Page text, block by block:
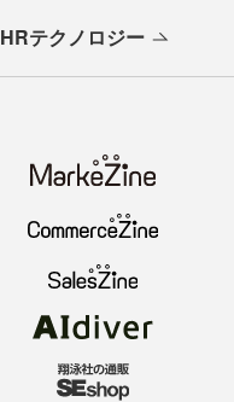
HRテクノロジー